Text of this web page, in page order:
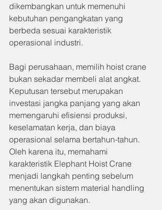
dikembangkan untuk memenuhi
kebutuhan pengangkatan yang
berbeda sesuai karakteristik
operasional industri.
Bagi perusahaan, memilih hoist crane
bukan sekadar membeli alat angkat.
Keputusan tersebut merupakan
investasi jangka panjang yang akan
memengaruhi efisiensi produksi,
keselamatan kerja, dan biaya
operasional selama bertahun-tahun.
Oleh karena itu, memahami
karakteristik Elephant Hoist Crane
menjadi langkah penting sebelum
menentukan sistem material handling
yang akan digunakan.